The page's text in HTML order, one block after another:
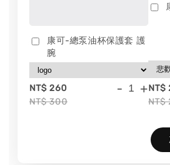
康可-總泵油杯保護套 護
腕
NT$ 260
NT$ 300
- +NT$
NT$